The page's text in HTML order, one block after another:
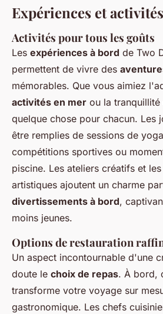
Expériences et
Activités pour tous les goûts
Les expériences à bord de Two
permettent de vivre des
mémorables. Que vous aimiez
activités en mer ou la
quelque chose pour chacun. Les
être remplies de sessions de
compétitions sportives ou
piscine. Les ateliers créatifs et
artistiques ajoutent un charme
divertissements à bord,
moins jeunes.
Options de restauration
Un aspect incontournable d'une
doute le choix de repas. À bord,
transforme votre voyage sur
gastronomique. Les chefs